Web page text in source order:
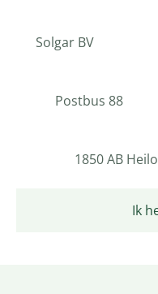
Ik
1850 AB Heiloo